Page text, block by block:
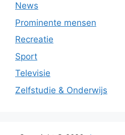
News
Prominente mensen
Recreatie
Sport
Televisie
Zelfstudie & Onderwijs